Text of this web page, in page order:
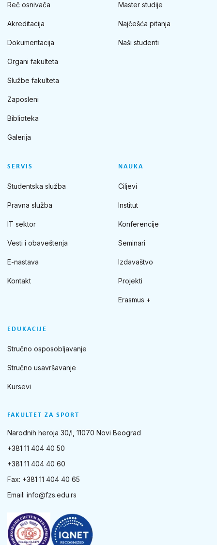
FAKULTET ZA SPORT
Narodnih heroja 30/I, 11070 Novi Beograd
+381 11 404 40 50
+381 11 404 40 60
Fax: +381 11 404 40 65
Email: info@fzs.edu.rs
Reč osnivača
Akreditacija
Dokumentacija
Organi fakulteta
Službe fakulteta
Zaposleni
Biblioteka
Galerija
Master studije
Najčešća pitanja
Naši studenti
SERVIS
Studentska služba
Pravna služba
IT sektor
Vesti i obaveštenja
E-nastava
Kontakt
NAUKA
Ciljevi
Institut
Konferencije
Seminari
Izdavaštvo
Projekti
Erasmus +
EDUKACIJE
Stručno osposobljavanje
Stručno usavršavanje
Kursevi